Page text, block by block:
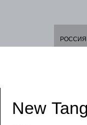
РОССИЯ
New